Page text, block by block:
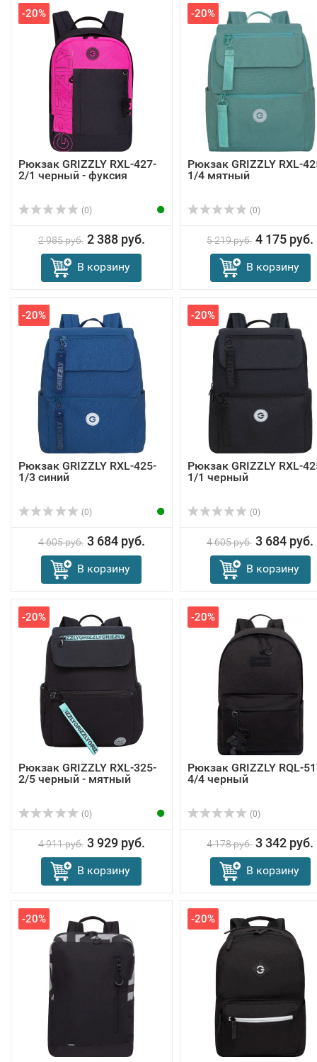
-20%
Рюкзак GRIZZLY RXL-427-
2/1 черный - фуксия
(0)
2 985 руб. 2 388 руб.
В корзину
-20%
Рюкзак GRIZZLY RXL-
1/4 мятный
(0)
5 219 руб. 4 175 руб.
В корзину
-20%
Рюкзак GRIZZLY RXL-425-
1/3 синий
(0)
4 605 руб. 3 684 руб.
В корзину
-20%
Рюкзак GRIZZLY RXL-
1/1 черный
(0)
4 605 руб. 3 684 руб.
В корзину
-20%
Рюкзак GRIZZLY RXL-325-
2/5 черный - мятный
(0)
4 911 руб. 3 929 руб.
В корзину
-20%
Рюкзак GRIZZLY RQL-
4/4 черный
(0)
4 178 руб. 3 342 руб.
В корзину
-20% -20%